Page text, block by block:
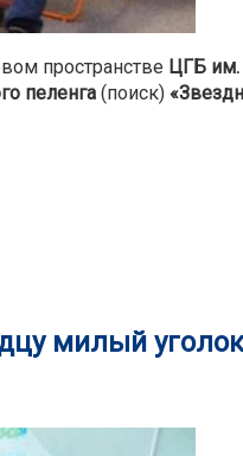
пространстве ЦГБ им.
пеленга (поиск)
милый